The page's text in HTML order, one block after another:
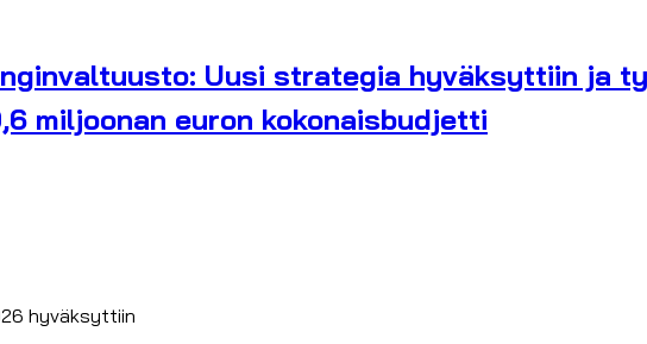
Uusi strategia hyväksyttiin ja
miljoonan euron kokonaisbudjetti
hyväksyttiin